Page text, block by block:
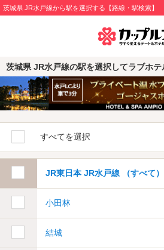
茨城県 JR水戸線から駅を選択する【路線・駅検索】
茨城県 JR水戸線の駅を選択してラブホテ
すべてを選択
JR東日本 JR水戸線 （すべて）
小田林
結城